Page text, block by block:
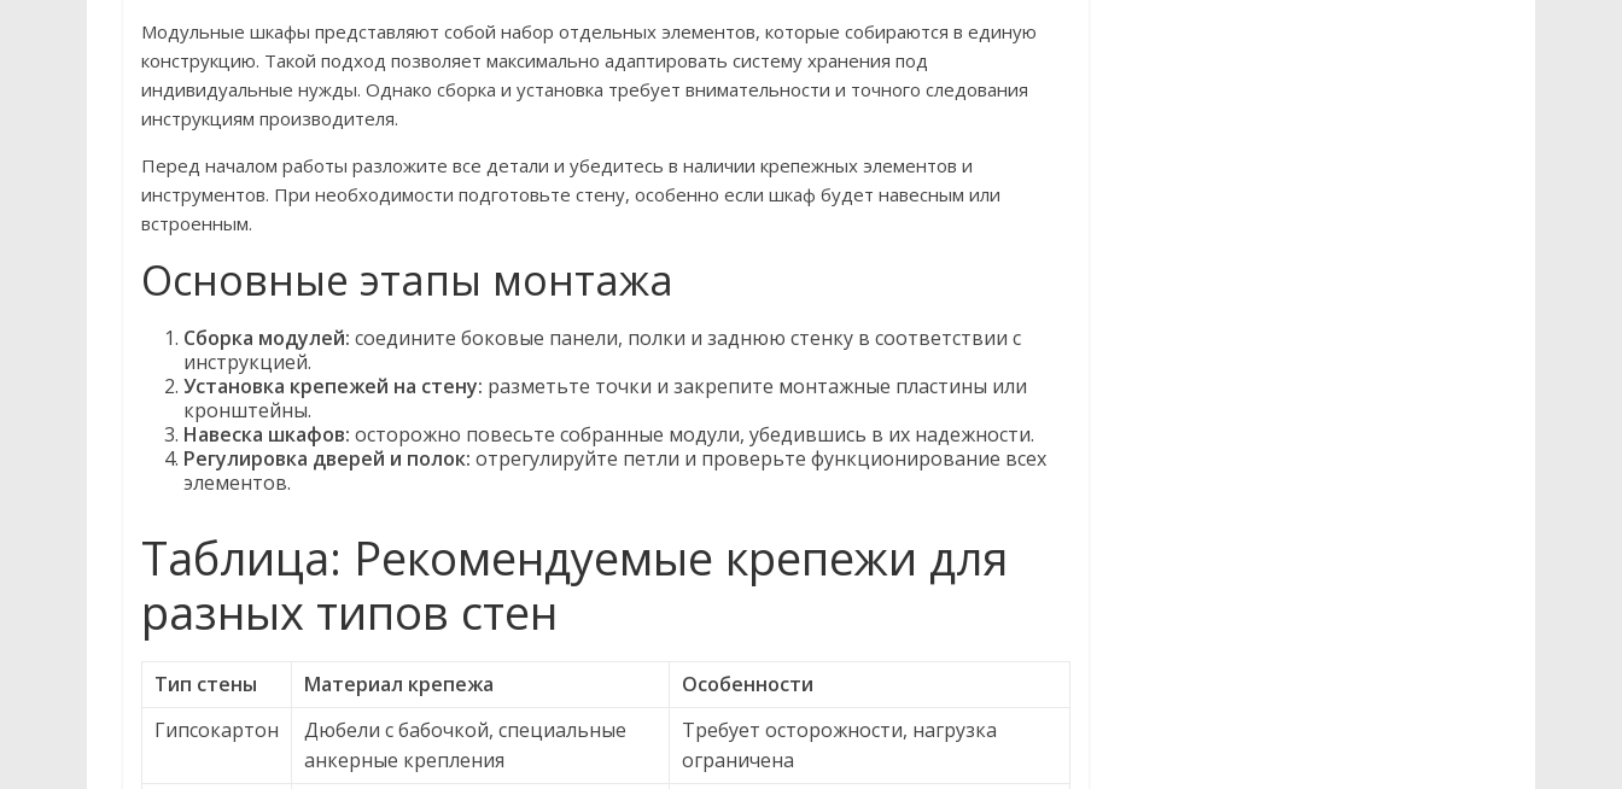
Модульные шкафы представляют собой набор отдельных элементов, которые собираются в единую
конструкцию. Такой подход позволяет максимально адаптировать систему хранения под
индивидуальные нужды. Однако сборка и установка требует внимательности и точного следования
инструкциям производителя.
Перед началом работы разложите все детали и убедитесь в наличии крепежных элементов и
инструментов. При необходимости подготовьте стену, особенно если шкаф будет навесным или
встроенным.
Основные этапы монтажа
Сборка модулей: соедините боковые панели, полки и заднюю стенку в соответствии с
инструкцией.
Установка крепежей на стену: разметьте точки и закрепите монтажные пластины или
кронштейны.
Навеска шкафов: осторожно повесьте собранные модули, убедившись в их надежности.
Регулировка дверей и полок: отрегулируйте петли и проверьте функционирование всех
элементов.
Таблица: Рекомендуемые крепежи для
разных типов стен
Тип стены Материал крепежа
Особенности
Гипсокартон
Дюбели с бабочкой, специальные
анкерные крепления
Требует осторожности, нагрузка
ограничена